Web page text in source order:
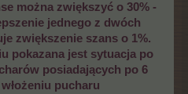
można zwiększyć o 30% -
jednego z dwóch
zwiększenie szans o 1%.
pokazana jest sytuacja po
posiadających po 6
pucharu